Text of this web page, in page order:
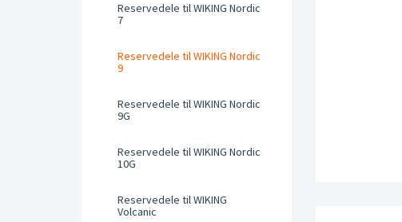
Reservedele til WIKING Nordic
7
Reservedele til WIKING Nordic
9
Reservedele til WIKING Nordic
9G
Reservedele til WIKING Nordic
10G
Reservedele til WIKING
Volcanic